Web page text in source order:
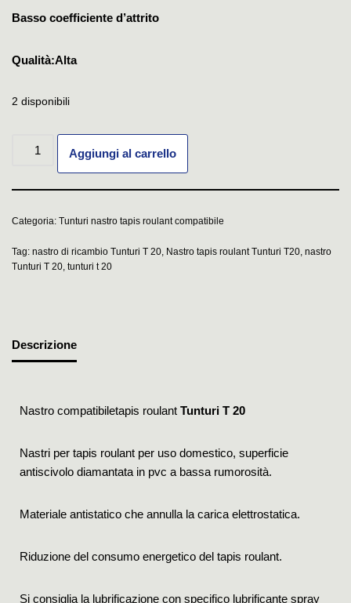
Basso coefficiente d’attrito
Qualità:Alta
2 disponibili
Aggiungi al carrello
Categoria: Tunturi nastro tapis roulant compatibile
Tag: nastro di ricambio Tunturi T 20, Nastro tapis roulant Tunturi T20, nastro
Tunturi T 20, tunturi t 20
Descrizione
Nastro compatibiletapis roulant Tunturi T 20
Nastri per tapis roulant per uso domestico, superficie
antiscivolo diamantata in pvc a bassa rumorosità.
Materiale antistatico che annulla la carica elettrostatica.
Riduzione del consumo energetico del tapis roulant.
Si consiglia la lubrificazione con specifico lubrificante spray